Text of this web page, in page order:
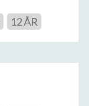
12 ÅR